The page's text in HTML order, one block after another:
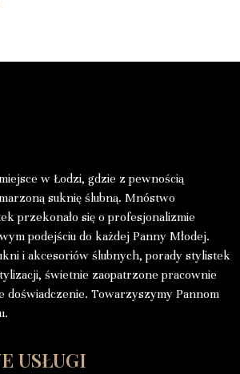
w Łodzi, gdzie z pewnością
suknię ślubną. Mnóstwo
przekonało się o profesjonalizmie
podejściu do każdej Panny Młodej.
i akcesoriów ślubnych, porady stylistek
świetnie zaopatrzone pracownie
doświadczenie. Towarzyszymy Pannom
USŁUGI